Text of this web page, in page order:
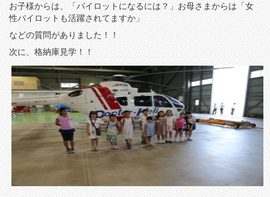
お子様からは、「パイロットになるには？」お母さまからは「女
性パイロットも活躍されてますか」
などの質問がありました！！
次に、格納庫見学！！